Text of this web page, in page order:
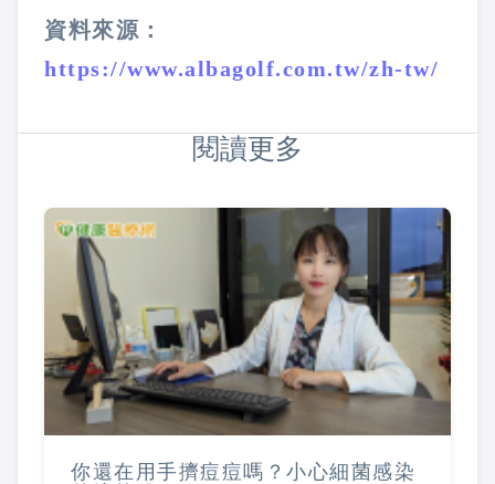
資料來源：
https://www.albagolf.com.tw/zh-tw/
閱讀更多
你還在用手擠痘痘嗎？小心細菌感染